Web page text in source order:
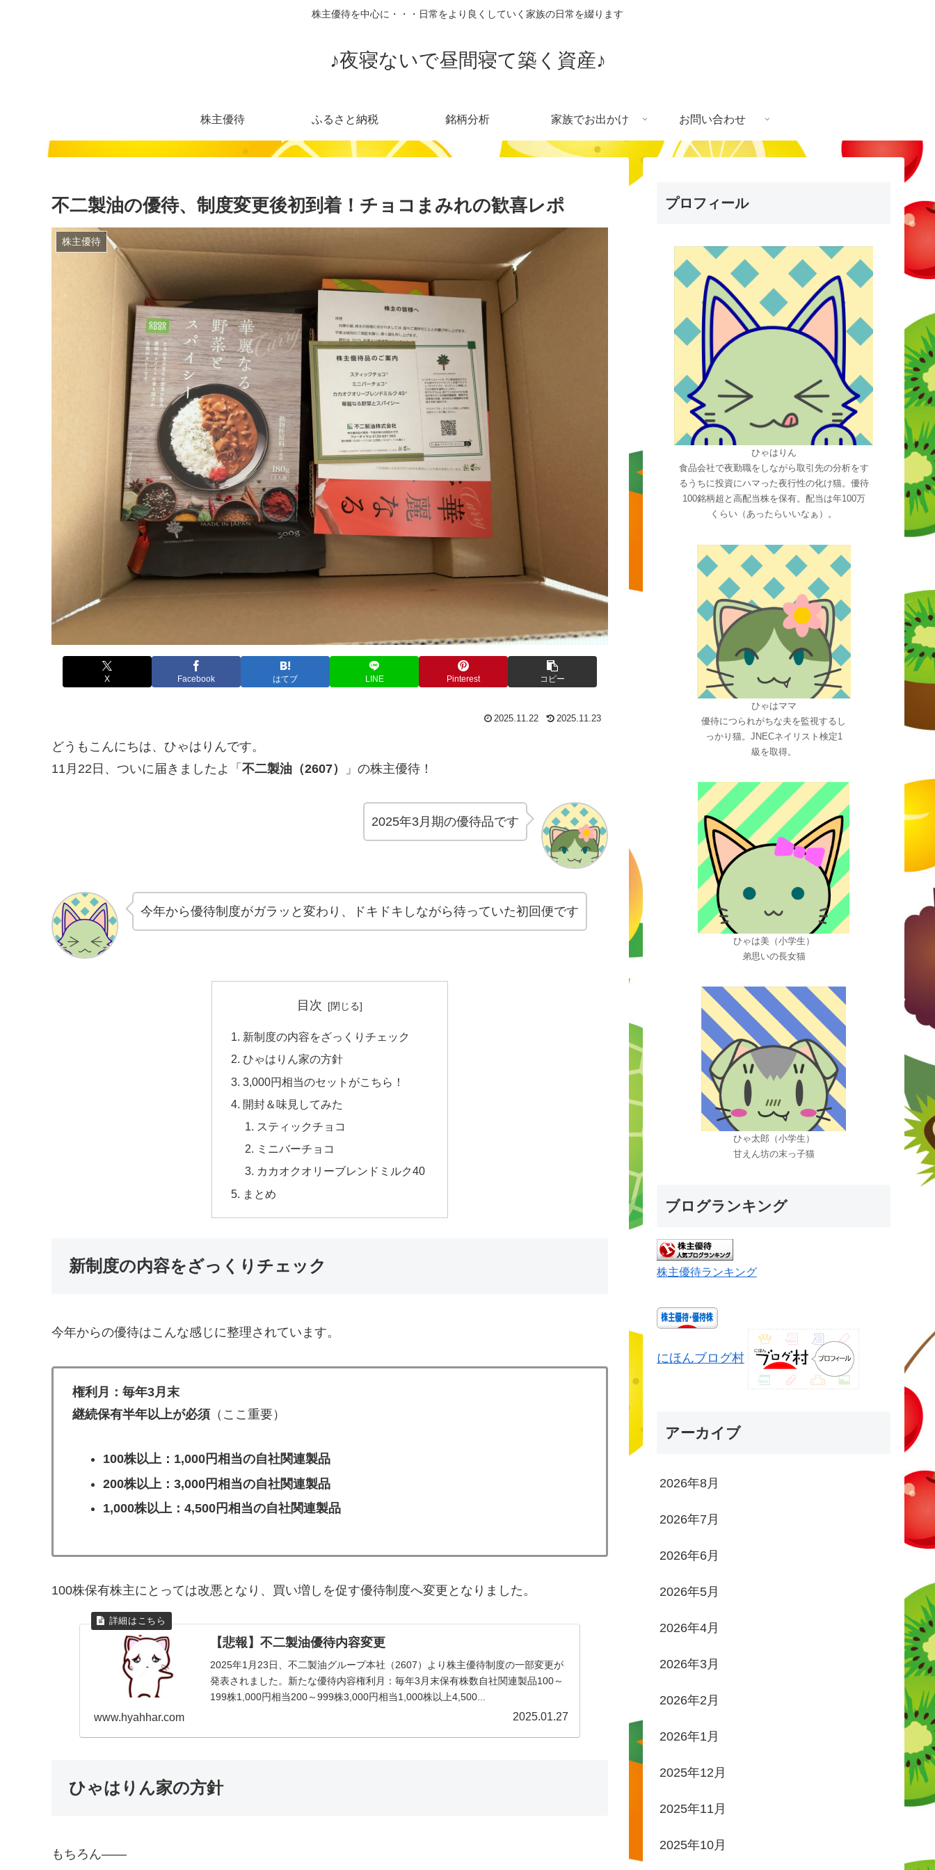
株主優待を中心に・・・日常をより良くしていく家族の日常を綴ります
♪夜寝ないで昼間寝て築く資産♪
株主優待 ふるさと納税 銘柄分析 家族でお出かけ お問い合わせ
不二製油の優待、制度変更後初到着！チョコまみれの歓喜レポ
株主優待
X Facebook はてブ LINE Pinterest コピー
2025.11.22 2025.11.23
どうもこんにちは、ひゃはりんです。
11月22日、ついに届きましたよ「 不二製油（2607） 」の株主優待！
2025年3月期の優待品です
今年から優待制度がガラッと変わり、ドキドキしながら待っていた初回便です
目次
新制度の内容をざっくりチェック
ひゃはりん家の方針
3,000円相当のセットがこちら！
開封＆味見してみた
スティックチョコ
ミニバーチョコ
カカオクオリーブレンドミルク40
まとめ
新制度の内容をざっくりチェック
今年からの優待はこんな感じに整理されています。
権利月：毎年3月末
継続保有半年以上が必須 （ここ重要）
100株以上：1,000円相当の自社関連製品
200株以上：3,000円相当の自社関連製品
1,000株以上：4,500円相当の自社関連製品
100株保有株主にとっては改悪となり、買い増しを促す優待制度へ変更となりました。
【悲報】不二製油優待内容変更
2025年1月23日、不二製油グループ本社（2607）より株主優待制度の一部変更が
発表されました。新たな優待内容権利月：毎年3月末保有株数自社関連製品100～
199株1,000円相当200～999株3,000円相当1,000株以上4,500...
www.hyahhar.com 2025.01.27
ひゃはりん家の方針
もちろん——
プロフィール
ひゃはりん
食品会社で夜勤職をしながら取引先の分析をす
るうちに投資にハマった夜行性の化け猫。優待
100銘柄超と高配当株を保有。配当は年100万
くらい（あったらいいなぁ）。
ひゃはママ
優待につられがちな夫を監視するし
っかり猫。JNECネイリスト検定1
級を取得。
ひゃは美（小学生）
弟思いの長女猫
ひゃ太郎（小学生）
甘えん坊の末っ子猫
ブログランキング
株主優待ランキング
にほんブログ村
アーカイブ
2026年8月
2026年7月
2026年6月
2026年5月
2026年4月
2026年3月
2026年2月
2026年1月
2025年12月
2025年11月
2025年10月